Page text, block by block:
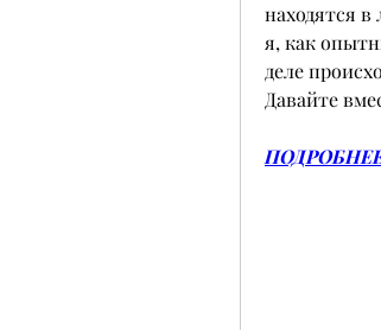
находятся
я, как
деле
Давайте